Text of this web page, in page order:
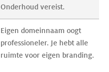
Onderhoud vereist.
Eigen domeinnaam oogt
professioneler. Je hebt alle
ruimte voor eigen branding.